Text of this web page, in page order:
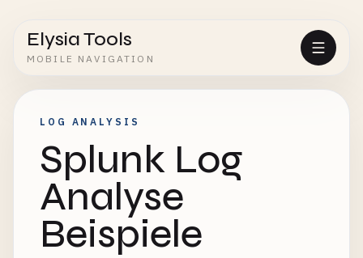
Elysia Tools
MOBILE NAVIGATION
LOG ANALYSIS
Splunk Log
Analyse
Beispiele